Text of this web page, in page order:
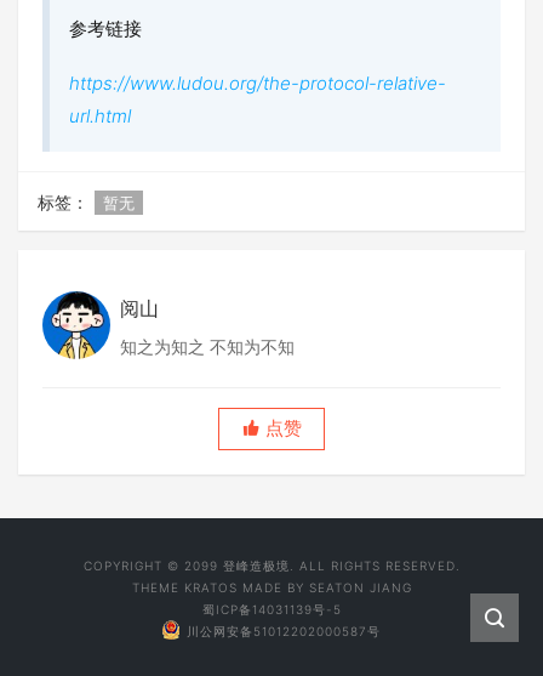
参考链接
https://www.ludou.org/the-protocol-relative-
url.html
标签： 暂无
阅山
知之为知之 不知为不知
点赞
COPYRIGHT © 2099 登峰造极境. ALL RIGHTS RESERVED.
THEME KRATOS MADE BY SEATON JIANG
蜀ICP备14031139号-5
川公网安备51012202000587号